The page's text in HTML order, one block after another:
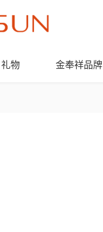
礼物 金奉祥品牌